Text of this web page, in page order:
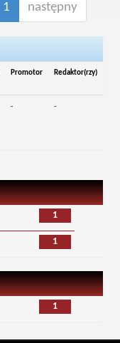
1 następny
Promotor Redaktor(rzy)
- -
1
1
1